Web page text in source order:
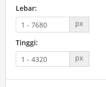
Lebar:
px
Tinggi:
px